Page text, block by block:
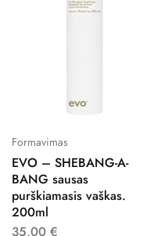
Formavimas
EVO – SHEBANG-A-
BANG sausas
purškiamasis vaškas.
200ml
35,00 €